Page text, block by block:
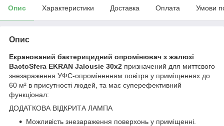
Опис Характеристики Доставка Оплата Умови
Опис
Екранований бактерицидний опромінювач з жалюзі
BactoSfera EKRAN Jalousie 30x2 призначений для миттєвого
знезараження УФС-опроміненням повітря у приміщеннях до
60 м² в присутності людей, та має суперефективний
функціонал:
ДОДАТКОВА ВІДКРИТА ЛАМПА
Можливість знезараження поверхонь у приміщенні.